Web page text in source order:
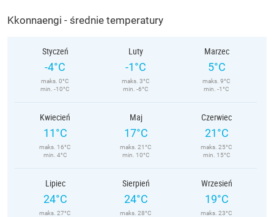
Kkonnaengi - średnie temperatury
Styczeń
-4°C
maks. 0°C
min. -10°C
Luty
-1°C
maks. 3°C
min. -6°C
Marzec
5°C
maks. 9°C
min. -1°C
Kwiecień
11°C
maks. 16°C
min. 4°C
Maj
17°C
maks. 21°C
min. 10°C
Czerwiec
21°C
maks. 25°C
min. 15°C
Lipiec
24°C
maks. 27°C
Sierpień
24°C
maks. 28°C
Wrzesień
19°C
maks. 23°C